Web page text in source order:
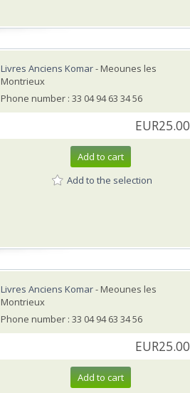
Livres Anciens Komar- Meounes les
Montrieux
Phone number : 33 04 94 63 34 56
EUR25.00
Add to cart
Add to the selection
Livres Anciens Komar- Meounes les
Montrieux
Phone number : 33 04 94 63 34 56
EUR25.00
Add to cart